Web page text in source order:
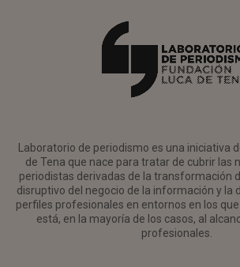
Laboratorio de periodismo es una iniciativa
de Tena que nace para tratar de cubrir las
periodistas derivadas de la transformación
disruptivo del negocio de la información y la
perfiles profesionales en entornos en los
está, en la mayoría de los casos, al
profesionales.